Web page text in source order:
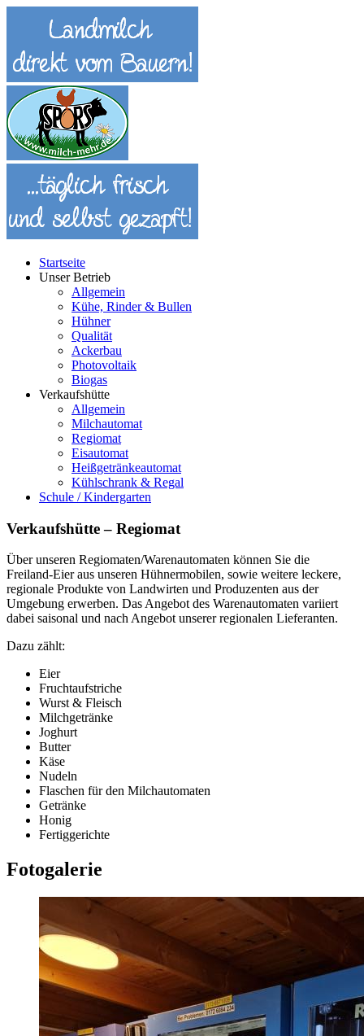
Startseite
Unser Betrieb
Allgemein
Kühe, Rinder & Bullen
Hühner
Qualität
Ackerbau
Photovoltaik
Biogas
Verkaufshütte
Allgemein
Milchautomat
Regiomat
Eisautomat
Heißgetränkeautomat
Kühlschrank & Regal
Schule / Kindergarten
Verkaufshütte – Regiomat
Über unseren Regiomaten/Warenautomaten können Sie die
Freiland-Eier aus unseren Hühnermobilen, sowie weitere leckere,
regionale Produkte von Landwirten und Produzenten aus der
Umgebung erwerben. Das Angebot des Warenautomaten variiert
dabei saisonal und nach Angebot unserer regionalen Lieferanten.
Dazu zählt:
Eier
Fruchtaufstriche
Wurst & Fleisch
Milchgetränke
Joghurt
Butter
Käse
Nudeln
Flaschen für den Milchautomaten
Getränke
Honig
Fertiggerichte
Fotogalerie